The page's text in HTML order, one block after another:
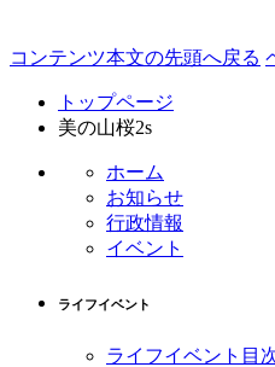
コンテンツ本文の先頭へ戻る
トップページ
美の山桜2s
ホーム
お知らせ
行政情報
イベント
ライフイベント
ライフイベント目